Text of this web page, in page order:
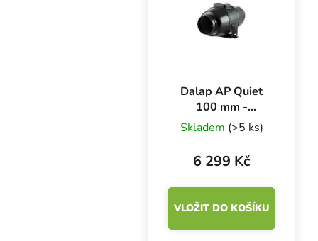
Průtok...
Dalap AP Quiet
100 mm -
170/240 m3/h,
dvourychlostní
axiální ventilátor
Skladem (>5 ks)
6 299 Kč
VLOŽIT DO KOŠÍKU